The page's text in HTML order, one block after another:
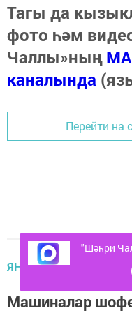
Тагы да
фото һәм
Чаллы»ның
каналында
Перейти на
ЯҢАЛЫКЛАР ТАСМАСЫ
Машиналар
"Шәһри